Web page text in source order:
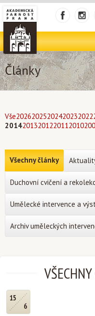
Články
Vše20262025202420232022
20142013201220112010
15
6
Všechny články
Duchovní cvičení a
Umělecké intervence a
Archiv uměleckých